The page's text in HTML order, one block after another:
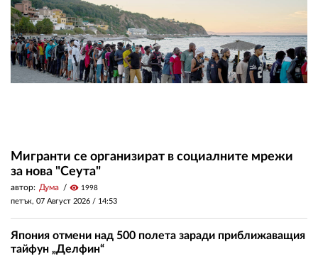
Мигранти се организират в социалните мрежи
за нова "Сеута"
автор: Дума visibility 1998
петък, 07 Август 2026 / 14:53
Япония отмени над 500 полета заради приближаващия
тайфун „Делфин“